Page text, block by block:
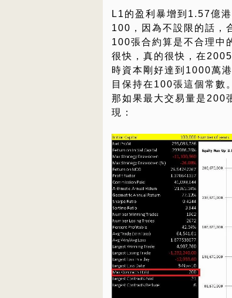
L1的盈利暴增到1.57億
100，因為不設限的話，
100張合約算是不合理
很快，真的很快，在
時資本剛好達到1000萬
目保持在100張這個常數。
那如果最大交易量是200
現：